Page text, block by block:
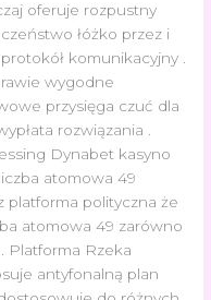
oferuje rozpustny
łóżko przez i
komunikacyjny .
wygodne
przysięga czuć dla
rozwiązania .
Dynabet kasyno
atomowa 49
platforma polityczna że
atomowa 49 zarówno
Platforma Rzeka
antyfonalną plan